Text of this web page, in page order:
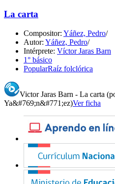
La carta
Compositor: Yáñez, Pedro/
Autor: Yáñez, Pedro/
Intérprete: Víctor Jaras Barn
1° básico
PopularRaíz folclórica
Victor Jaras Barn - La carta
Ya&#769;n&#771;ez)Ver ficha